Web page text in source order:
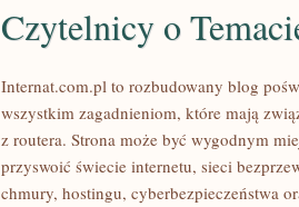
Czytelnicy o
Internat.com.pl to rozbudowany blog
wszystkim zagadnieniom, które mają
z routera. Strona może być wygodnym
przyswoić świecie internetu, sieci
chmury, hostingu, cyberbezpieczeństwa